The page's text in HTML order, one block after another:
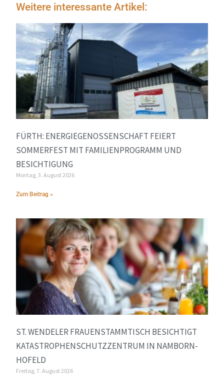
Weitere interessante Artikel:
FÜRTH: ENERGIEGENOSSENSCHAFT FEIERT
SOMMERFEST MIT FAMILIENPROGRAMM UND
BESICHTIGUNG
Montag, 3. August 2026
Zum Beitrag »
ST. WENDELER FRAUENSTAMMTISCH BESICHTIGT
KATASTROPHENSCHUTZZENTRUM IN NAMBORN-
HOFELD
Freitag, 7. August 2026